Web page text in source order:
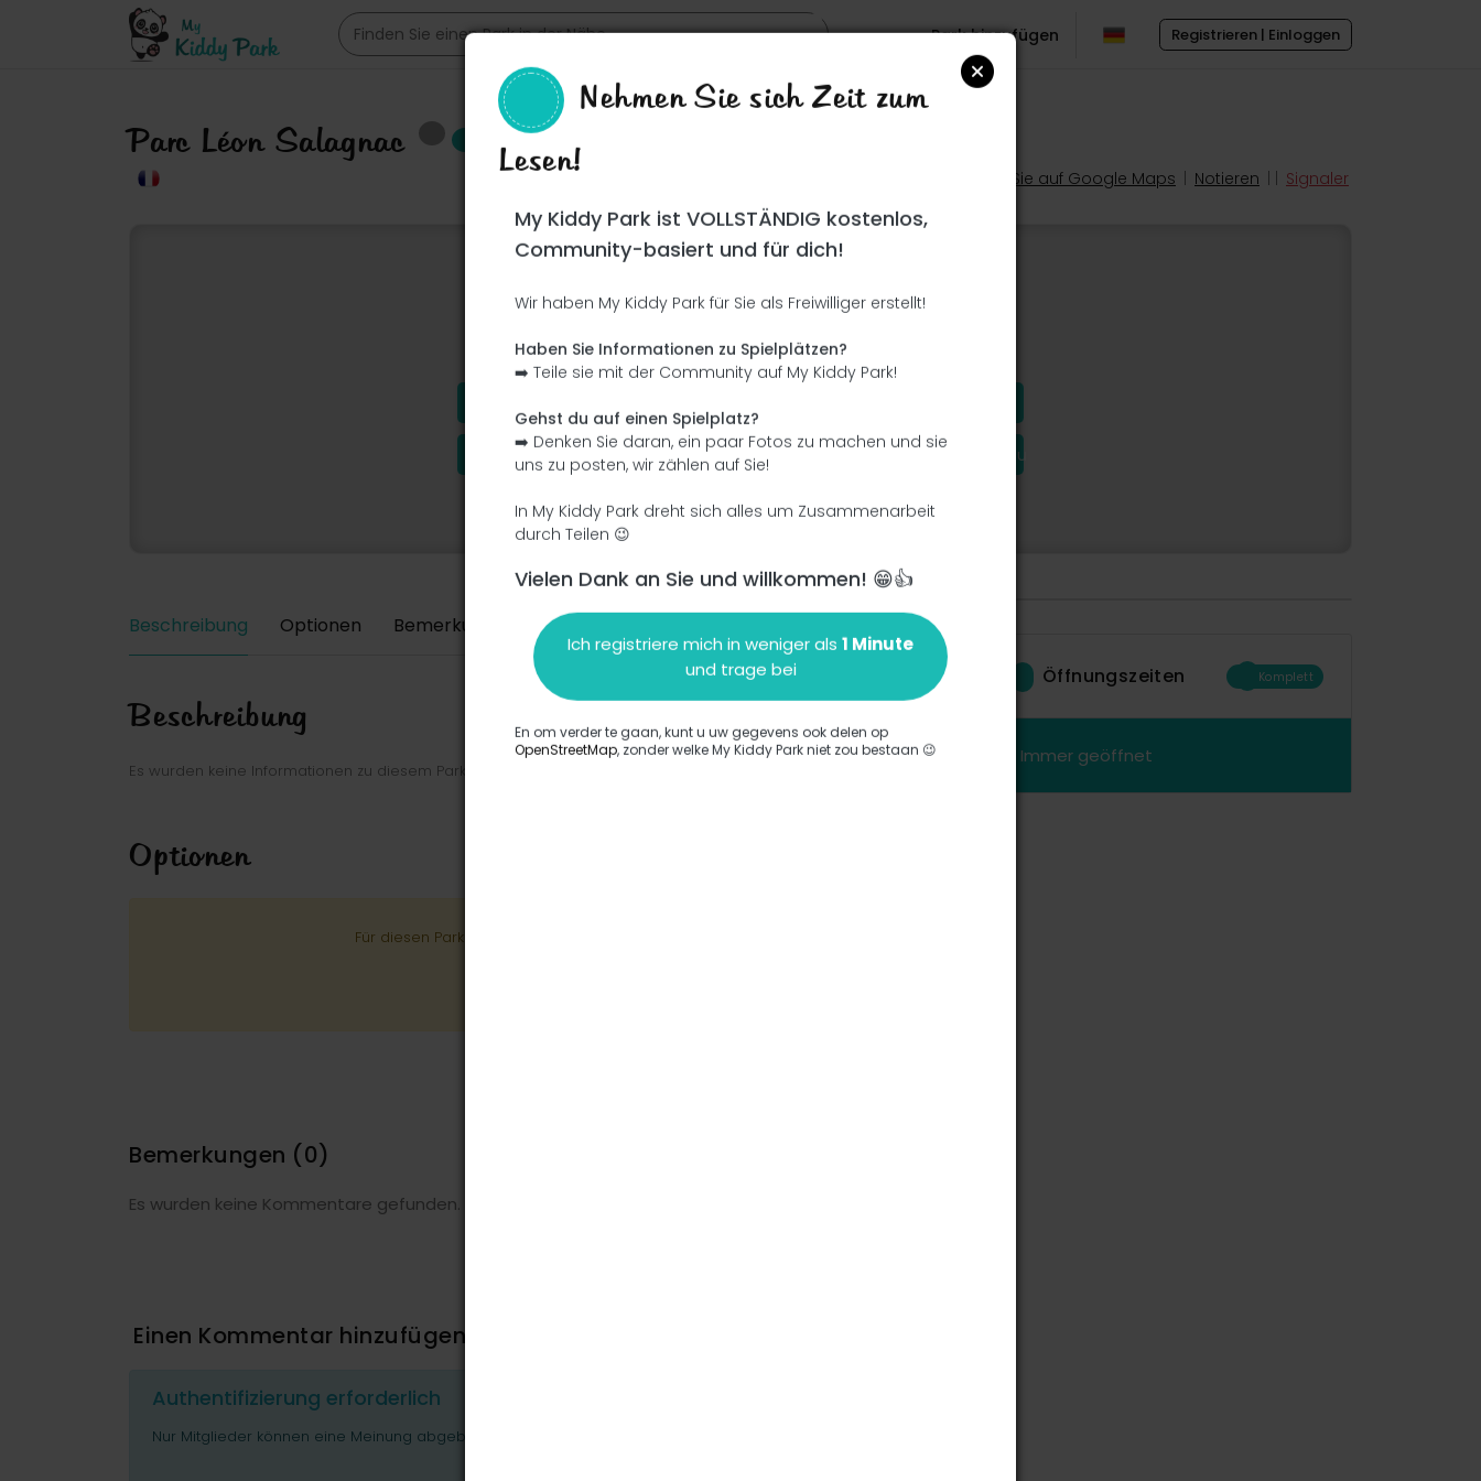
Registrieren | Einloggen
Park hinzufügen
Parc Léon Salagnac
Suchen Sie auf Google Maps Notieren Signaler
Ce parc n'a pas encore été visité ! À toi de jouer !
Soit l'aventurier qui découvre ce parc en premier !
Ich füge eine Beschreibung hinzu Ich füge die Ausrüstung hinzu
Beschreibung Optionen Bemerkungen Einen Kommentar hinzufügen
Beschreibung
Es wurden keine Informationen zu diesem Park eingegeben.
Optionen
Für diesen Park wurde keine Option eingegeben.
Bemerkungen (0)
Es wurden keine Kommentare gefunden.
Einen Kommentar hinzufügen
Authentifizierung erforderlich
Nur Mitglieder können eine Meinung abgeben oder Fragen stellen.
Öffnungszeiten Komplett
Immer geöffnet
Nehmen Sie sich Zeit zum
Lesen!
My Kiddy Park ist VOLLSTÄNDIG kostenlos,
Community-basiert und für dich!
Wir haben My Kiddy Park für Sie als Freiwilliger erstellt!
Haben Sie Informationen zu Spielplätzen?
➡️ Teile sie mit der Community auf My Kiddy Park!
Gehst du auf einen Spielplatz?
➡️ Denken Sie daran, ein paar Fotos zu machen und sie
uns zu posten, wir zählen auf Sie!
In My Kiddy Park dreht sich alles um Zusammenarbeit
durch Teilen 😉
Vielen Dank an Sie und willkommen! 😁👍
Ich registriere mich in weniger als 1 Minute
und trage bei
En om verder te gaan, kunt u uw gegevens ook delen op
OpenStreetMap, zonder welke My Kiddy Park niet zou bestaan 😉